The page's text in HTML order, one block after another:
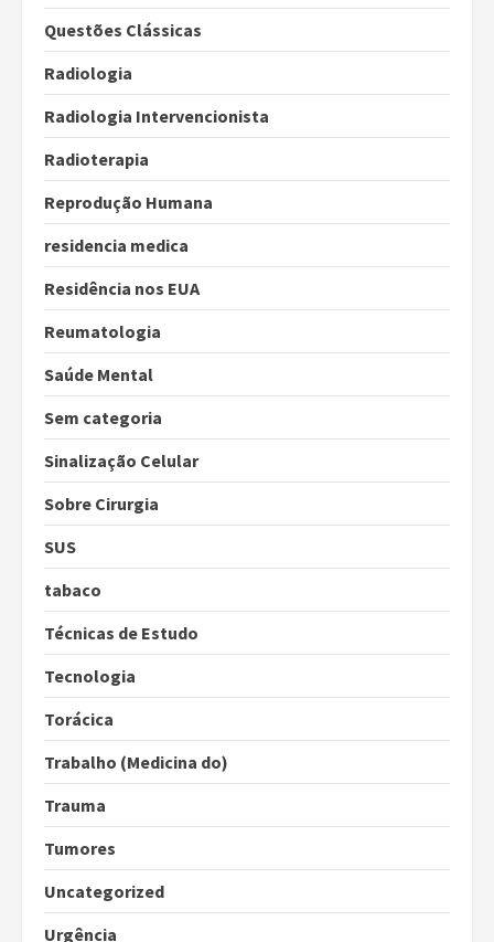
Questões Clássicas
Radiologia
Radiologia Intervencionista
Radioterapia
Reprodução Humana
residencia medica
Residência nos EUA
Reumatologia
Saúde Mental
Sem categoria
Sinalização Celular
Sobre Cirurgia
SUS
tabaco
Técnicas de Estudo
Tecnologia
Torácica
Trabalho (Medicina do)
Trauma
Tumores
Uncategorized
Urgência